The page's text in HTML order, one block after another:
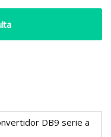
DB9 serie a